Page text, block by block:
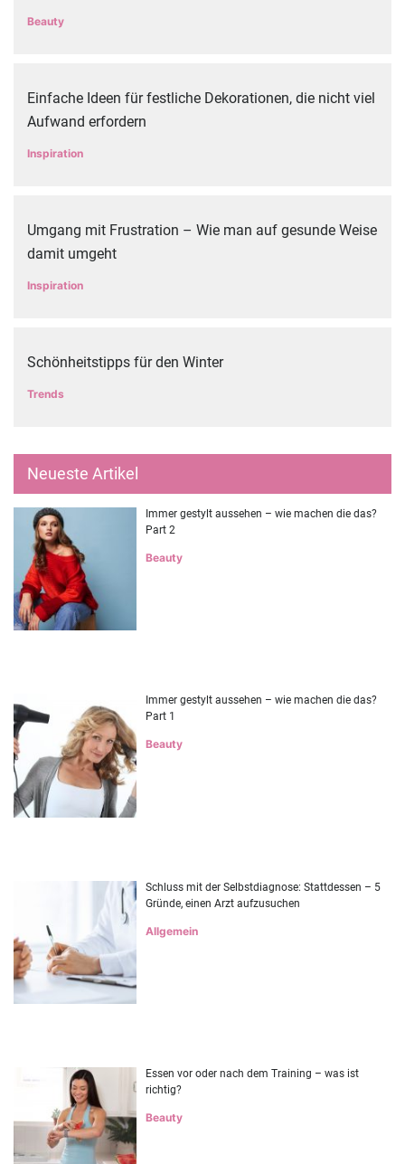
Beauty
Einfache Ideen für festliche Dekorationen, die nicht viel
Aufwand erfordern
Inspiration
Umgang mit Frustration – Wie man auf gesunde Weise
damit umgeht
Inspiration
Schönheitstipps für den Winter
Trends
Neueste Artikel
Immer gestylt aussehen – wie machen die das?
Part 2
Beauty
Immer gestylt aussehen – wie machen die das?
Part 1
Beauty
Schluss mit der Selbstdiagnose: Stattdessen – 5
Gründe, einen Arzt aufzusuchen
Allgemein
Essen vor oder nach dem Training – was ist
richtig?
Beauty